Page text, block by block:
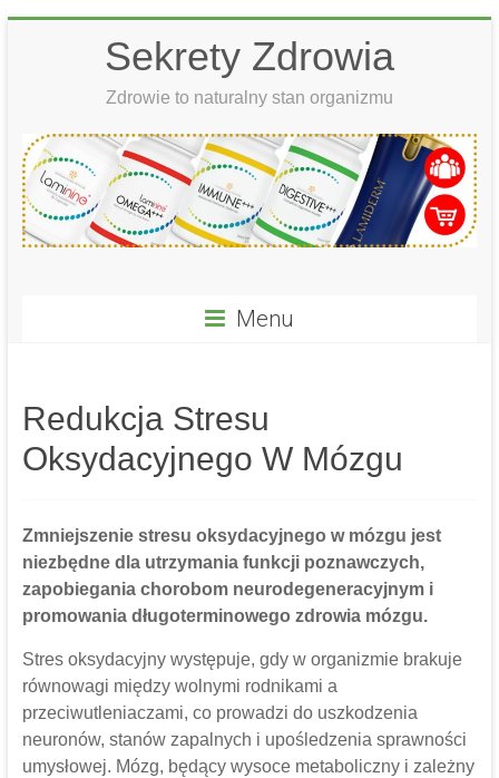
Sekrety Zdrowia
Zdrowie to naturalny stan organizmu
Menu
Redukcja Stresu
Oksydacyjnego W Mózgu
Zmniejszenie stresu oksydacyjnego w mózgu jest
niezbędne dla utrzymania funkcji poznawczych,
zapobiegania chorobom neurodegeneracyjnym i
promowania długoterminowego zdrowia mózgu.
Stres oksydacyjny występuje, gdy w organizmie brakuje
równowagi między wolnymi rodnikami a
przeciwutleniaczami, co prowadzi do uszkodzenia
neuronów, stanów zapalnych i upośledzenia sprawności
umysłowej. Mózg, będący wysoce metaboliczny i zależny